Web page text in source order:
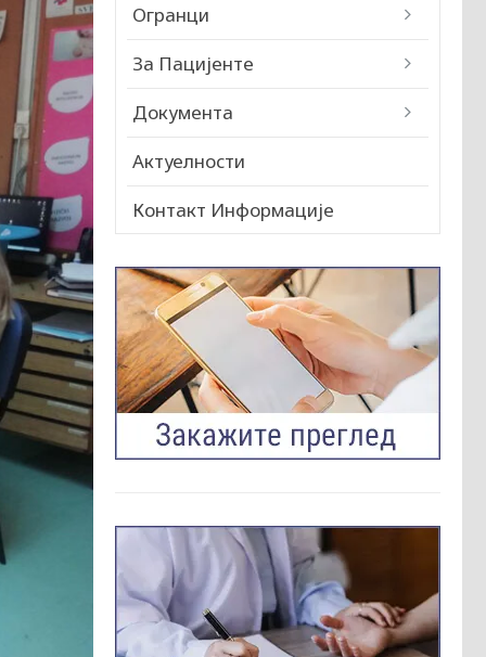
Огранци
За Пацијенте
Документа
Актуелности
Контакт Информације